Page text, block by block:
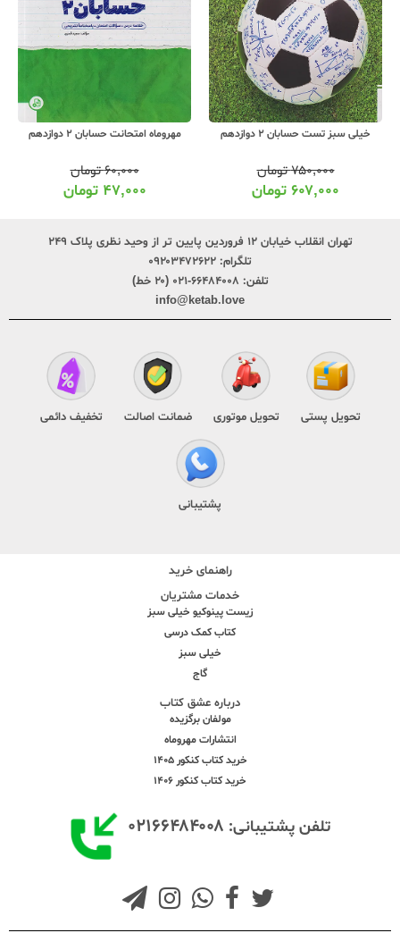
خیلی سبز تست حسابان 2 دوازدهم
۷۵۰,۰۰۰تومان
۶۰۷,۰۰۰ تومان
مهروماه امتحانت حسابان 2 دوازدهم
۶۰,۰۰۰تومان
۴۷,۰۰۰ تومان
تهران انقلاب خیابان ۱۲ فروردین پایین تر از وحید نظری پلاک ۲۴۹
تلگرام: ۰۹۲۰۳۴۷۲۶۲۲
تلفن: ۶۶۴۸۴۰۰۸-۰۲۱ (۲۰ خط)
info@ketab.love
تحویل پستی تحویل موتوری ضمانت اصالت تخفیف دائمی
پشتیبانی
راهنمای خرید
خدمات مشتریان
زیست پینوکیو خیلی سبز
کتاب کمک درسی
خیلی سبز
گاج
درباره عشق کتاب
مولفان برگزیده
انتشارات مهروماه
خرید کتاب کنکور 1405
خرید کتاب کنکور 1406
تلفن پشتیبانی: ۰۲۱۶۶۴۸۴۰۰۸